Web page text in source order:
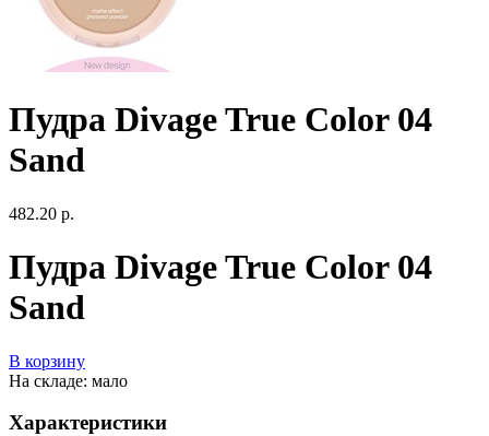
Пудра Divage True Color 04
Sand
482.20 р.
Пудра Divage True Color 04
Sand
В корзину
На складе: мало
Характеристики